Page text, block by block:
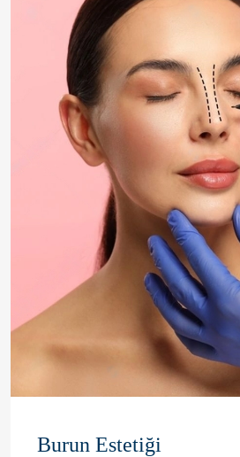
Burun Estetiği